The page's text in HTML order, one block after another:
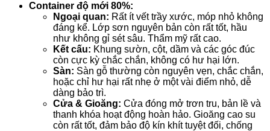
Container độ mới 80%:
Ngoại quan: Rất ít vết trầy xước, móp nhỏ không
đáng kể. Lớp sơn nguyên bản còn rất tốt, hầu
như không gỉ sét sâu. Thẩm mỹ rất cao.
Kết cấu: Khung sườn, cột, dầm và các góc đúc
còn cực kỳ chắc chắn, không có hư hại lớn.
Sàn: Sàn gỗ thường còn nguyên vẹn, chắc chắn,
hoặc chỉ hư hại rất nhẹ ở một vài điểm nhỏ, dễ
dàng bảo trì.
Cửa & Gioăng: Cửa đóng mở trơn tru, bản lề và
thanh khóa hoạt động hoàn hảo. Gioăng cao su
còn rất tốt, đảm bảo độ kín khít tuyệt đối, chống